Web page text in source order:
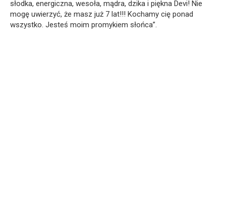
słodka, energiczna, wesoła, mądra, dzika i piękna Devi! Nie
mogę uwierzyć, że masz już 7 lat!!! Kochamy cię ponad
wszystko. Jesteś moim promykiem słońca”.